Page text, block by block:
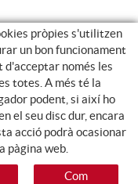
pròpies s'utilitzen
un bon funcionament
d'acceptar només les
totes. A més té la
podent, si així ho
el seu disc dur, encara
acció podrà ocasionar
pàgina web.
Com